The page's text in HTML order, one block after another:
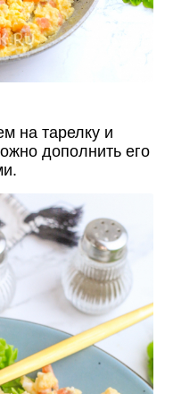
на тарелку и
дополнить его